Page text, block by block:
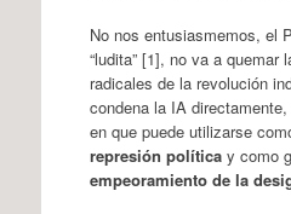
No nos entusiasmemos, el
“ludita” [1], no va a quemar
radicales de la revolución
condena la IA
en que puede utilizarse
represión políticay como
empeoramiento de la